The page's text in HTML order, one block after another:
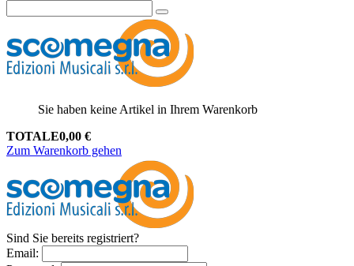
Sie haben keine Artikel in Ihrem Warenkorb
TOTALE0,00 €
Zum Warenkorb gehen
Sind Sie bereits registriert?
Email: